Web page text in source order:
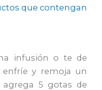
que contengan
infusión o te de
enfríe y remoja un
agrega 5 gotas de